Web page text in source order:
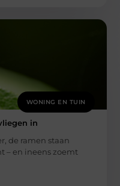
WONING EN TUIN
in
de ramen staan
– en ineens zoemt